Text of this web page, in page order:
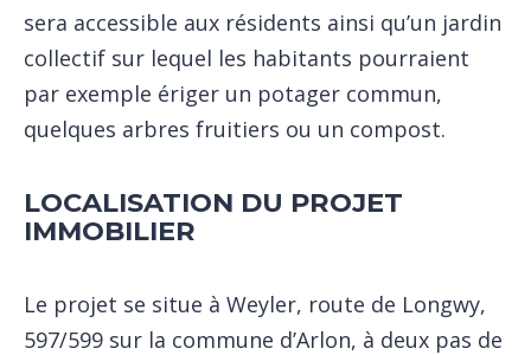
sera accessible aux résidents ainsi qu’un jardin
collectif sur lequel les habitants pourraient
par exemple ériger un potager commun,
quelques arbres fruitiers ou un compost.
LOCALISATION DU PROJET
IMMOBILIER
Le projet se situe à Weyler, route de Longwy,
597/599 sur la commune d’Arlon, à deux pas de